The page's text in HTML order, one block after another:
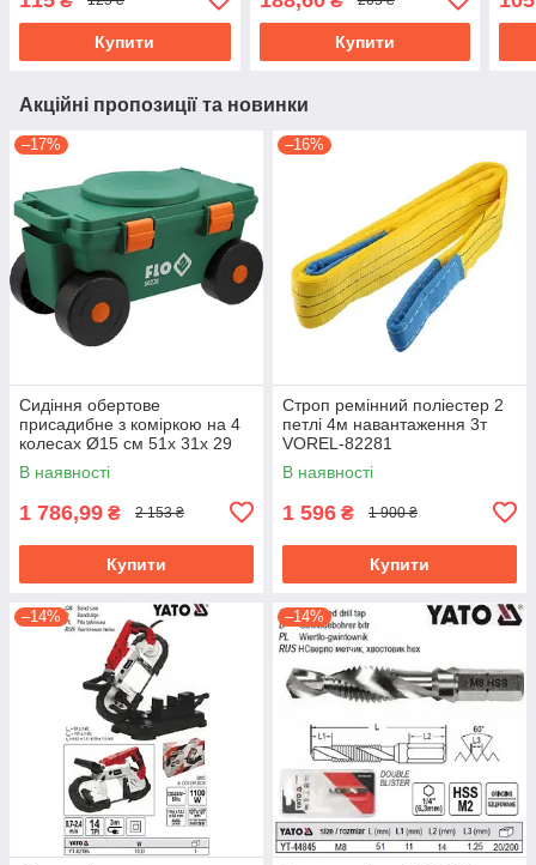
Купити
419503
Купити
Акційні пропозиції та новинки
–17%
Сидіння обертове
присадибне з коміркою на 4
колесах Ø15 см 51х 31х 29
см, для навантаж.- 80 кгFLO-
90230
В наявності
1 786,99 ₴ 2 153 ₴
Купити
–16%
Строп ремінний поліестер 2
петлі 4м навантаження 3т
VOREL-82281
В наявності
1 596 ₴ 1 900 ₴
Купити
–14% –14%